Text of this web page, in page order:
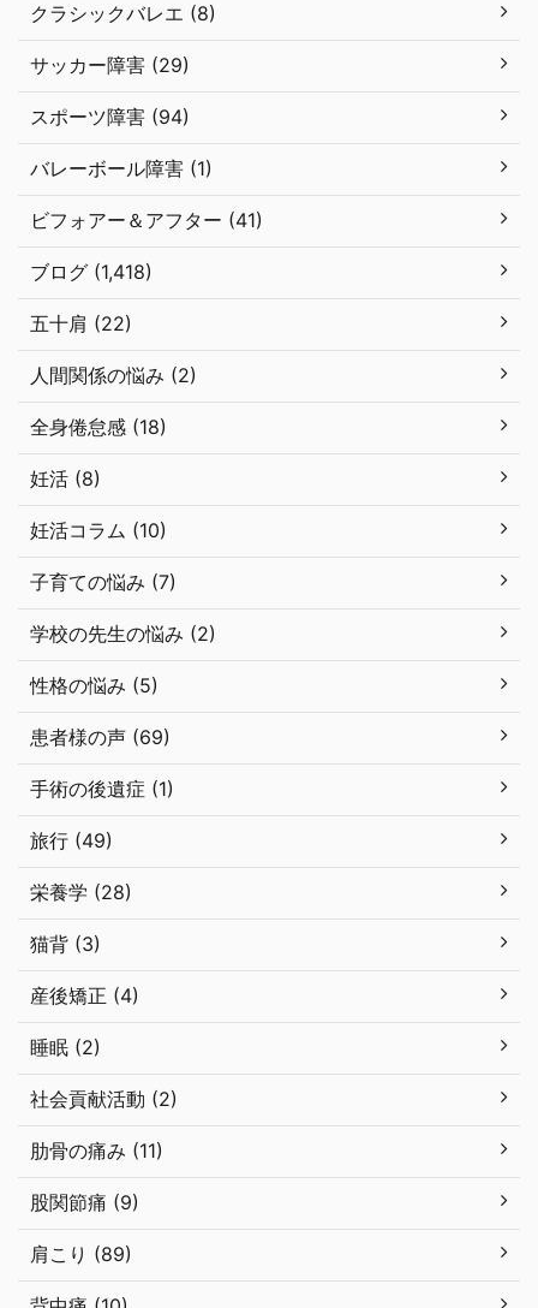
クラシックバレエ (8)
サッカー障害 (29)
スポーツ障害 (94)
バレーボール障害 (1)
ビフォアー＆アフター (41)
ブログ (1,418)
五十肩 (22)
人間関係の悩み (2)
全身倦怠感 (18)
妊活 (8)
妊活コラム (10)
子育ての悩み (7)
学校の先生の悩み (2)
性格の悩み (5)
患者様の声 (69)
手術の後遺症 (1)
旅行 (49)
栄養学 (28)
猫背 (3)
産後矯正 (4)
睡眠 (2)
社会貢献活動 (2)
肋骨の痛み (11)
股関節痛 (9)
肩こり (89)